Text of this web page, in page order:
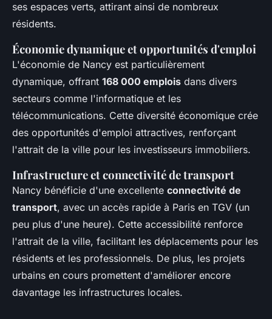
ses espaces verts, attirant ainsi de nombreux
résidents.
Économie dynamique et opportunités d'emploi
L'économie de Nancy est particulièrement
dynamique, offrant 168 000 emplois dans divers
secteurs comme l'informatique et les
télécommunications. Cette diversité économique crée
des opportunités d'emploi attractives, renforçant
l'attrait de la ville pour les investisseurs immobiliers.
Infrastructure et connectivité de transport
Nancy bénéficie d'une excellente connectivité de
transport, avec un accès rapide à Paris en TGV (un
peu plus d'une heure). Cette accessibilité renforce
l'attrait de la ville, facilitant les déplacements pour les
résidents et les professionnels. De plus, les projets
urbains en cours promettent d'améliorer encore
davantage les infrastructures locales.